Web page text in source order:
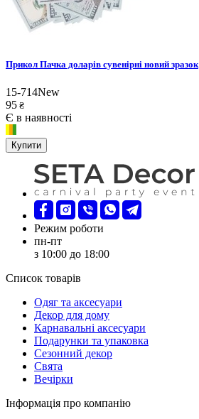
Прикол Пачка доларів сувенірні новий зразок
15-714New
95 ₴
Є в наявності
Купити
Режим роботи
пн-пт
з 10:00 до 18:00
Список товарів
Oдяг та аксесуари
Декор для дому
Карнавальні аксесуари
Подарунки та упаковка
Сезонний декор
Свята
Вечірки
Інформація про компанію